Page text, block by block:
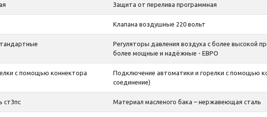
Защита от перелива программная
Клапана воздушные 220 вольт
Регуляторы давления воздуха с более высокой
более мощные и надёжные - ЕВРО
с помощью коннектора
Подключение автоматики и горелки с помощью
соединение)
ст3пс Материал масленого бака – нержавеющая сталь